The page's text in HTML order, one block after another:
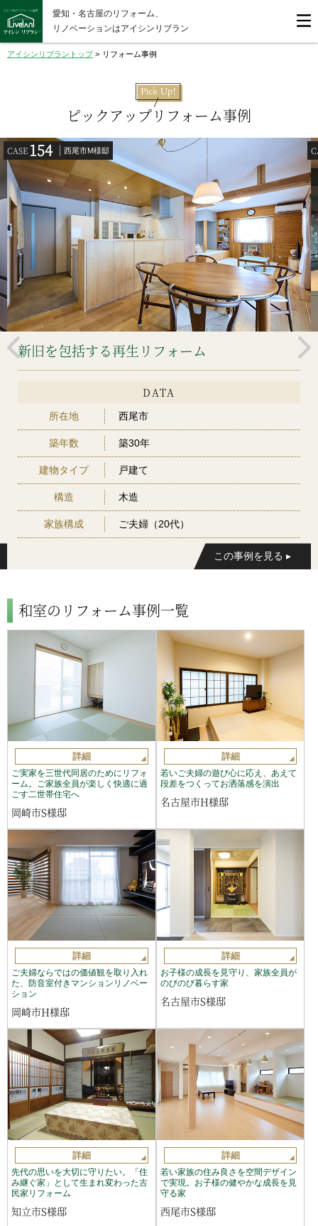
愛知・名古屋のリフォーム、
リノベーションはアイシンリブラン
アイシンリブラントップ> リフォーム事例
ピックアップリフォーム事例
CASE154 西尾市M様邸
新旧を包括する再生リフォーム
DATA
所在地 西尾市
築年数 築30年
建物タイプ 戸建て
構造 木造
家族構成 ご夫婦（20代）
和室のリフォーム事例一覧
詳細
ご実家を三世代同居のためにリフォ
ーム。ご家族全員が楽しく快適に過
ごす二世帯住宅へ
岡崎市S様邸
詳細
若いご夫婦の遊び心に応え、あえて
段差をつくってお洒落感を演出
名古屋市H様邸
詳細
ご夫婦ならではの価値観を取り入れ
た、防音室付きマンションリノベー
ション
岡崎市H様邸
詳細
お子様の成長を見守り、家族全員が
のびのび暮らす家
名古屋市S様邸
詳細
先代の思いを大切に守りたい。「住
み継ぐ家」として生まれ変わった古
民家リフォーム
知立市S様邸
詳細
若い家族の住み良さを空間デザイン
で実現。お子様の健やかな成長を見
守る家
西尾市S様邸